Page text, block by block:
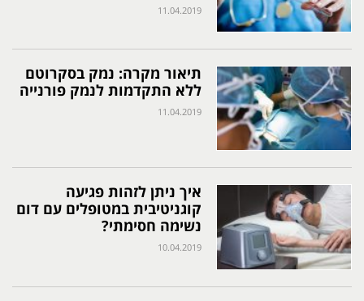
11.04.2019
תיאור מקרה: נמק בסקרוטם
ללא התקדמות לנמק פורנייה
11.04.2019
איך ניתן לזהות פגיעה
קוגניטיבית במטופלים עם דום
נשימה חסימתי?
10.04.2019